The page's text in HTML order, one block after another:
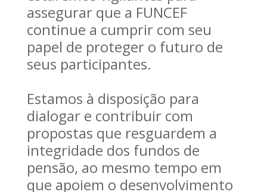
assegurar que a FUNCEF
continue a cumprir com seu
papel de proteger o futuro de
seus participantes.
Estamos à disposição para
dialogar e contribuir com
propostas que resguardem a
integridade dos fundos de
pensão, ao mesmo tempo em
que apoiem o desenvolvimento